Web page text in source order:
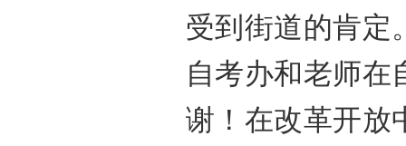
受到街道的肯定
自考办和老师在
谢！在改革开放